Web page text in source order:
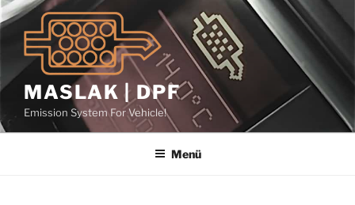
İçeriğe
geç
MASLAK | DPF
Emission System For Vehicle!
Menü